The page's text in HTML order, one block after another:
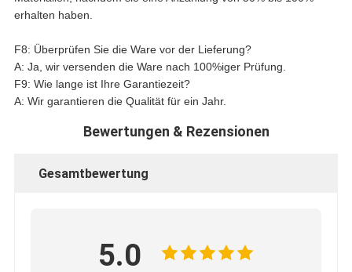
erhalten haben.
F8: Überprüfen Sie die Ware vor der Lieferung?
A: Ja, wir versenden die Ware nach 100%iger Prüfung.
F9: Wie lange ist Ihre Garantiezeit?
A: Wir garantieren die Qualität für ein Jahr.
Bewertungen & Rezensionen
Gesamtbewertung
5.0